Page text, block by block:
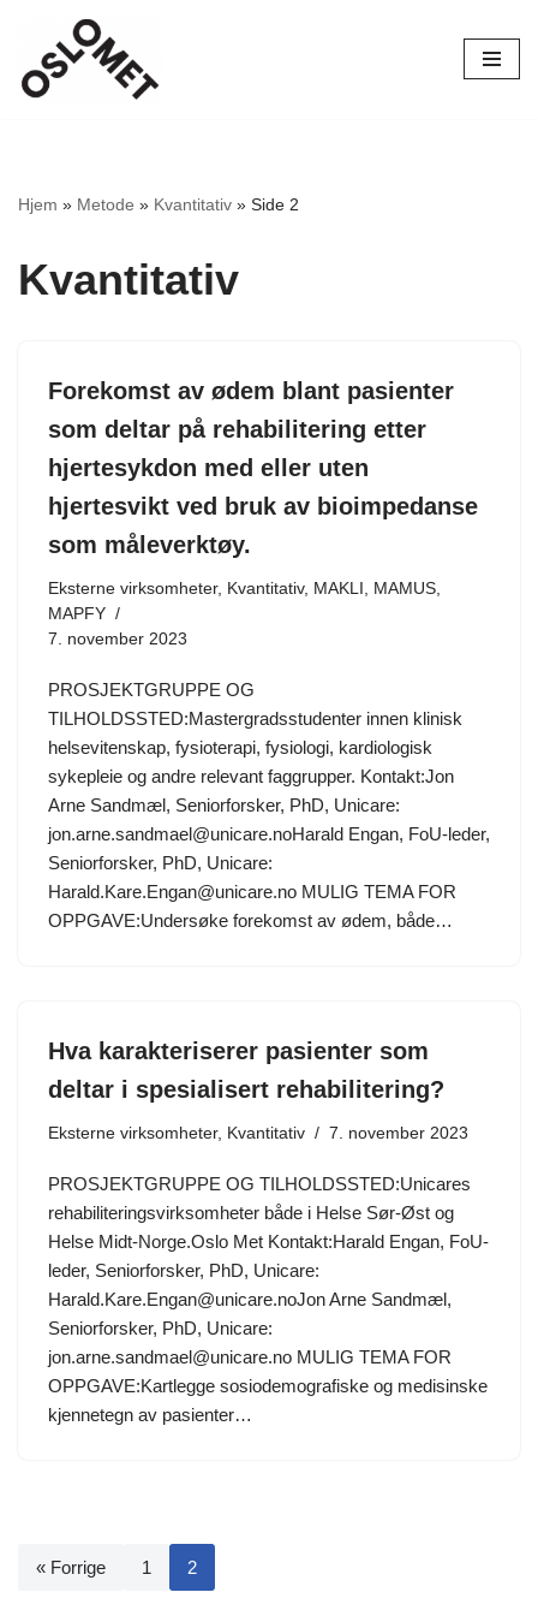
Hopp
til
Hjem » Metode » Kvantitativ » Side 2
Kvantitativ
Forekomst av ødem blant pasienter
som deltar på rehabilitering etter
hjertesykdon med eller uten
hjertesvikt ved bruk av bioimpedanse
som måleverktøy.
Eksterne virksomheter, Kvantitativ, MAKLI MAMUS
MAPFY
7. november 2023
PROSJEKTGRUPPE OG
TILHOLDSSTED:Mastergradsstudenter innen klinisk
helsevitenskap, fysioterapi, fysiologi, kardiologisk
sykepleie og andre relevant faggrupper. Kontakt:Jon
Arne Sandmæl, Seniorforsker, PhD, Unicare:
jon.arne.sandmael@unicare.noHarald Engan, FoU-leder,
Seniorforsker, PhD, Unicare:
Harald.Kare.Engan@unicare.no MULIG TEMA FOR
OPPGAVE:Undersøke forekomst av ødem, både…
Hva karakteriserer pasienter som
deltar i spesialisert rehabilitering?
Eksterne virksomheter, Kvantitativ 7. november 2023
PROSJEKTGRUPPE OG TILHOLDSSTED:Unicares
rehabiliteringsvirksomheter både i Helse Sør-Øst og
Helse Midt-Norge.Oslo Met Kontakt:Harald Engan, FoU-
leder, Seniorforsker, PhD, Unicare:
Harald.Kare.Engan@unicare.noJon Arne Sandmæl,
Seniorforsker, PhD, Unicare:
jon.arne.sandmael@unicare.no MULIG TEMA FOR
OPPGAVE:Kartlegge sosiodemografiske og medisinske
kjennetegn av pasienter…
« Forrige 1 2